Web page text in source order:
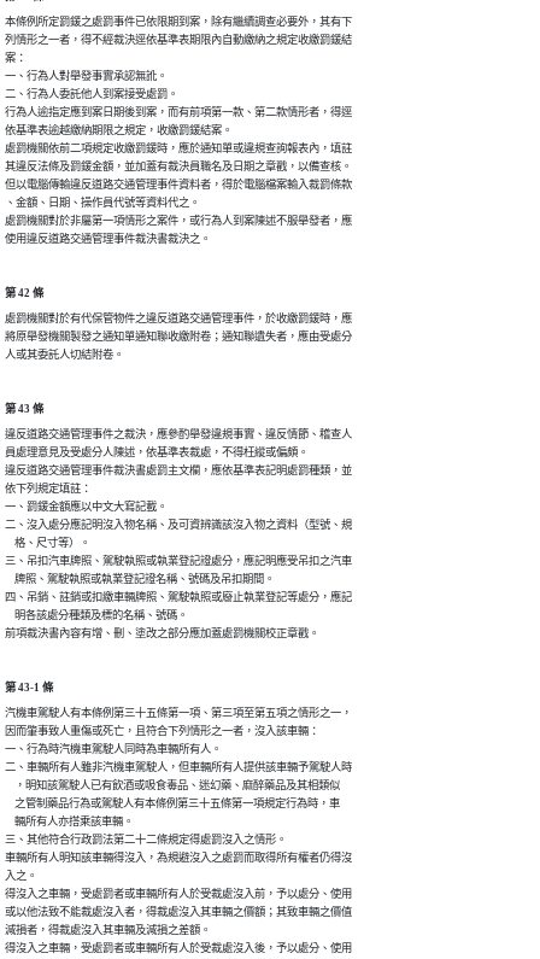
本條例所定罰鍰之處罰事件已依限期到案，除有繼續調查必要外，其有下
列情形之一者，得不經裁決逕依基準表期限內自動繳納之規定收繳罰鍰結
案：
一、行為人對舉發事實承認無訛。
二、行為人委託他人到案接受處罰。
行為人逾指定應到案日期後到案，而有前項第一款、第二款情形者，得逕
依基準表逾越繳納期限之規定，收繳罰鍰結案。
處罰機關依前二項規定收繳罰鍰時，應於通知單或違規查詢報表內，填註
其違反法條及罰鍰金額，並加蓋有裁決員職名及日期之章戳，以備查核。
但以電腦傳輸違反道路交通管理事件資料者，得於電腦檔案輸入裁罰條款
、金額、日期、操作員代號等資料代之。
處罰機關對於非屬第一項情形之案件，或行為人到案陳述不服舉發者，應
使用違反道路交通管理事件裁決書裁決之。
第 42 條
處罰機關對於有代保管物件之違反道路交通管理事件，於收繳罰鍰時，應
將原舉發機關製發之通知單通知聯收繳附卷；通知聯遺失者，應由受處分
人或其委託人切結附卷。
第 43 條
違反道路交通管理事件之裁決，應參酌舉發違規事實、違反情節、稽查人
員處理意見及受處分人陳述，依基準表裁處，不得枉縱或偏頗。
違反道路交通管理事件裁決書處罰主文欄，應依基準表記明處罰種類，並
依下列規定填註：
一、罰鍰金額應以中文大寫記載。
二、沒入處分應記明沒入物名稱、及可資辨識該沒入物之資料（型號、規
    格、尺寸等）。
三、吊扣汽車牌照、駕駛執照或執業登記證處分，應記明應受吊扣之汽車
    牌照、駕駛執照或執業登記證名稱、號碼及吊扣期間。
四、吊銷、註銷或扣繳車輛牌照、駕駛執照或廢止執業登記等處分，應記
    明各該處分種類及標的名稱、號碼。
前項裁決書內容有增、刪、塗改之部分應加蓋處罰機關校正章戳。
第 43-1 條
汽機車駕駛人有本條例第三十五條第一項、第三項至第五項之情形之一，
因而肇事致人重傷或死亡，且符合下列情形之一者，沒入該車輛：
一、行為時汽機車駕駛人同時為車輛所有人。
二、車輛所有人雖非汽機車駕駛人，但車輛所有人提供該車輛予駕駛人時
    ，明知該駕駛人已有飲酒或吸食毒品、迷幻藥、麻醉藥品及其相類似
    之管制藥品行為或駕駛人有本條例第三十五條第一項規定行為時，車
    輛所有人亦搭乘該車輛。
三、其他符合行政罰法第二十二條規定得處罰沒入之情形。
車輛所有人明知該車輛得沒入，為規避沒入之處罰而取得所有權者仍得沒
入之。
得沒入之車輛，受處罰者或車輛所有人於受裁處沒入前，予以處分、使用
或以他法致不能裁處沒入者，得裁處沒入其車輛之價額；其致車輛之價值
減損者，得裁處沒入其車輛及減損之差額。
得沒入之車輛，受處罰者或車輛所有人於受裁處沒入後，予以處分、使用